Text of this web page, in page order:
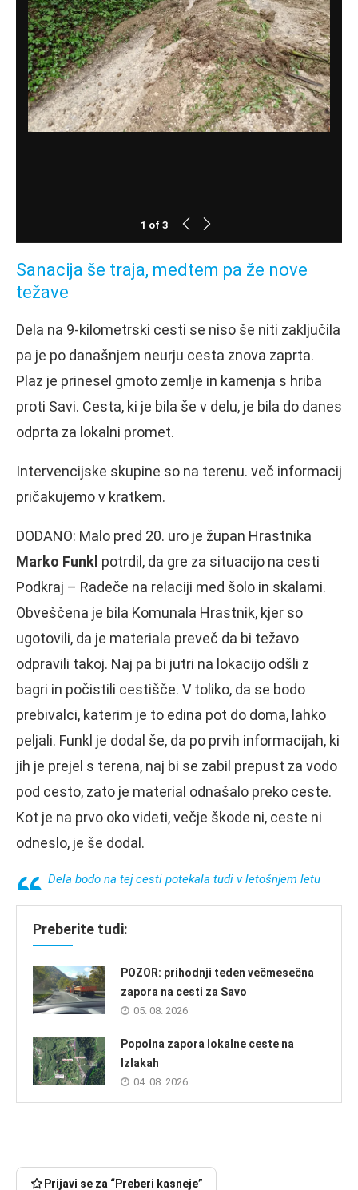
1 of 3
Sanacija še traja, medtem pa že nove
težave
Dela na 9-kilometrski cesti se niso še niti zaključila
pa je po današnjem neurju cesta znova zaprta.
Plaz je prinesel gmoto zemlje in kamenja s hriba
proti Savi. Cesta, ki je bila še v delu, je bila do danes
odprta za lokalni promet.
Intervencijske skupine so na terenu. več informacij
pričakujemo v kratkem.
DODANO: Malo pred 20. uro je župan Hrastnika
Marko Funkl potrdil, da gre za situacijo na cesti
Podkraj – Radeče na relaciji med šolo in skalami.
Obveščena je bila Komunala Hrastnik, kjer so
ugotovili, da je materiala preveč da bi težavo
odpravili takoj. Naj pa bi jutri na lokacijo odšli z
bagri in počistili cestišče. V toliko, da se bodo
prebivalci, katerim je to edina pot do doma, lahko
peljali. Funkl je dodal še, da po prvih informacijah, ki
jih je prejel s terena, naj bi se zabil prepust za vodo
pod cesto, zato je material odnašalo preko ceste.
Kot je na prvo oko videti, večje škode ni, ceste ni
odneslo, je še dodal.
Dela bodo na tej cesti potekala tudi v letošnjem letu
Preberite tudi:
POZOR: prihodnji teden večmesečna
zapora na cesti za Savo
05. 08. 2026
Popolna zapora lokalne ceste na
Izlakah
04. 08. 2026
Prijavi se za “Preberi kasneje”